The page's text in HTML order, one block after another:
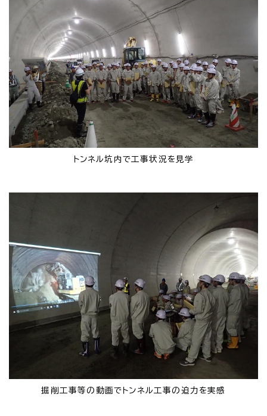
トンネル坑内で工事状況を見学
掘削工事等の動画でトンネル工事の迫力を実感